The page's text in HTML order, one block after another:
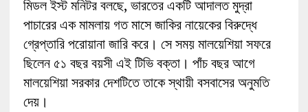
মিডল ইস্ট মনিটর বলছে, ভারতের একটি আদালত মুদ্রা
পাচারের এক মামলায় গত মাসে জাকির নায়েকের বিরুদ্ধে
গ্রেপ্তারি পরোয়ানা জারি করে। সে সময় মালয়েশিয়া সফরে
ছিলেন ৫১ বছর বয়সী এই টিভি বক্তা। পাঁচ বছর আগে
মালয়েশিয়া সরকার দেশটিতে তাকে স্থায়ী বসবাসের অনুমতি
দেয়।